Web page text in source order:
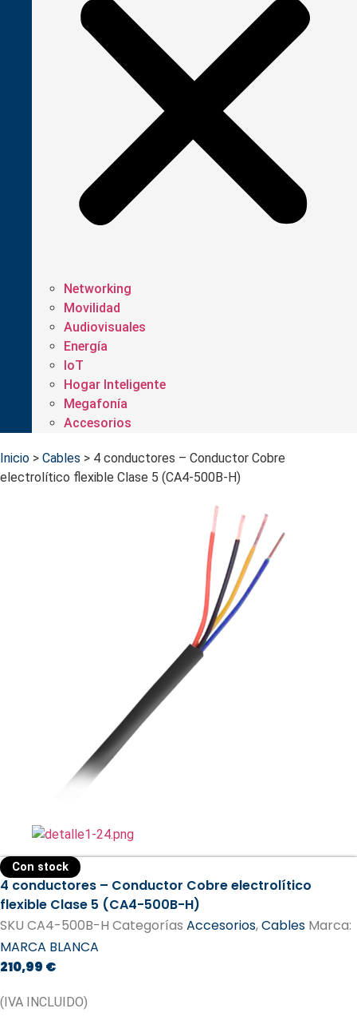
Networking
Movilidad
Audiovisuales
Energía
IoT
Hogar Inteligente
Megafonía
Accesorios
Inicio > Cables > 4 conductores – Conductor Cobre
electrolítico flexible Clase 5 (CA4-500B-H)
Con stock
4 conductores – Conductor Cobre electrolítico
flexible Clase 5 (CA4-500B-H)
SKU CA4-500B-H Categorías Accesorios,Cables Marca:
MARCA BLANCA
210,99 €
(IVA INCLUIDO)